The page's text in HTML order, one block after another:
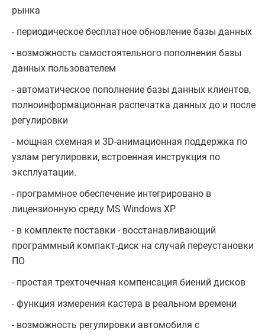
рынка
- периодическое бесплатное обновление базы данных
- возможность самостоятельного пополнения базы
данных пользователем
- автоматическое пополнение базы данных клиентов,
полноинформационная распечатка данных до и после
регулировки
- мощная схемная и 3D-анимационная поддержка по
узлам регулировки, встроенная инструкция по
эксплуатации.
- программное обеспечение интегрировано в
лицензионную среду MS Windows XP
- в комплекте поставки - восстанавливающий
программный компакт-диск на случай переустановки
ПО
- простая трехточечная компенсация биений дисков
- функция измерения кастера в реальном времени
- возможность регулировки автомобиля с